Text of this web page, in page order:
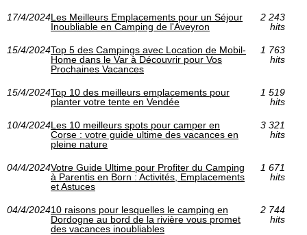
17/4/2024Les Meilleurs Emplacements pour un Séjour
Inoubliable en Camping de l'Aveyron
2 243
hits
15/4/2024Top 5 des Campings avec Location de Mobil-
Home dans le Var à Découvrir pour Vos
Prochaines Vacances
1 763
hits
15/4/2024Top 10 des meilleurs emplacements pour
planter votre tente en Vendée
1 519
hits
10/4/2024Les 10 meilleurs spots pour camper en
Corse : votre guide ultime des vacances en
pleine nature
3 321
hits
04/4/2024Votre Guide Ultime pour Profiter du Camping
à Parentis en Born : Activités, Emplacements
et Astuces
1 671
hits
04/4/202410 raisons pour lesquelles le camping en
Dordogne au bord de la rivière vous promet
des vacances inoubliables
2 744
hits